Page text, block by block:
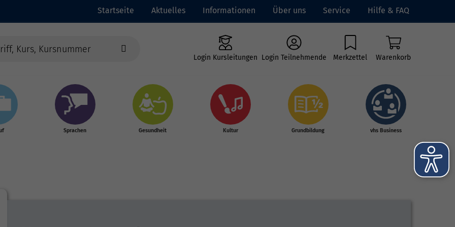
Startseite Aktuelles Informationen Über uns Service Hilfe & FAQ
Login Kursleitungen Login Teilnehmende Merkzettel Warenkorb
Sprachen Gesundheit Kultur Grundbildung vhs Business